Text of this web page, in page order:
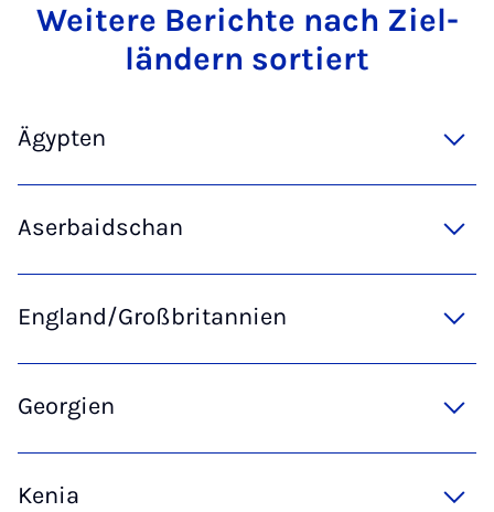
Wei­te­re Be­rich­te nach Ziel­
län­dern sor­tiert
Ägypten
Aserbaidschan
England/Großbritannien
Georgien
Kenia